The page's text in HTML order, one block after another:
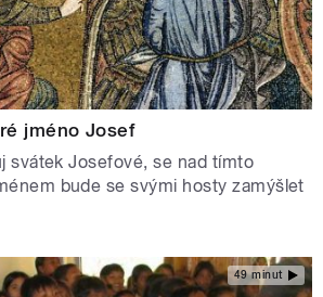
jméno Josef
svátek Josefové, se nad tímto
bude se svými hosty zamýšlet
49 minut